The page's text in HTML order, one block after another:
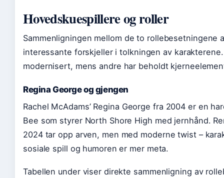
Hovedskuespillere og roller
Sammenligningen mellom de to rollebesetningene
interessante forskjeller i tolkningen av
modernisert, mens andre har beholdt
Regina George og gjengen
Rachel McAdams’ Regina George fra 2004 er en
Bee som styrer North Shore High med jernhånd.
2024 tar opp arven, men med moderne twist –
sosiale spill og humoren er mer meta.
Tabellen under viser direkte sammenligning av